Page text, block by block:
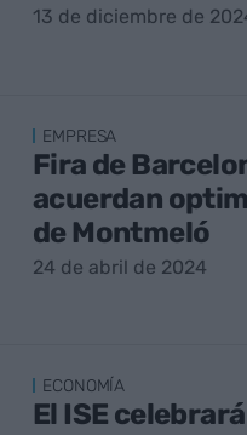
13 de diciembre de
EMPRESA
Fira de
acuerdan
de Montmeló
24 de abril de 2024
ECONOMÍA
El ISE